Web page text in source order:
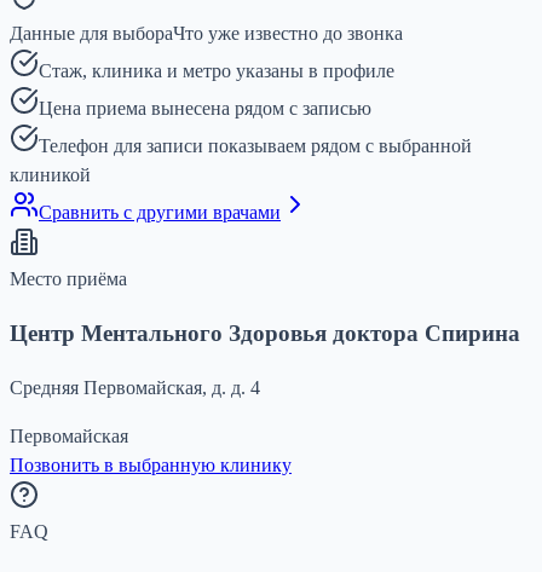
Данные для выбораЧто уже известно до звонка
Стаж, клиника и метро указаны в профиле
Цена приема вынесена рядом с записью
Телефон для записи показываем рядом с выбранной
клиникой
Сравнить с другими врачами
Место приёма
Центр Ментального Здоровья доктора Спирина
Средняя Первомайская, д. д. 4
Первомайская
Позвонить в выбранную клинику
FAQ